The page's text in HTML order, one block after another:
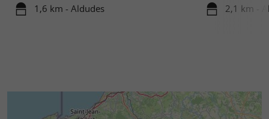
1,6 km - Aldudes 2,1 km -